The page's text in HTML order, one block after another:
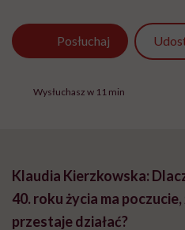
Posłuchaj
Wysłuchasz w 11 min
Klaudia Kierzkowska:
40. roku życia ma
przestaje działać?